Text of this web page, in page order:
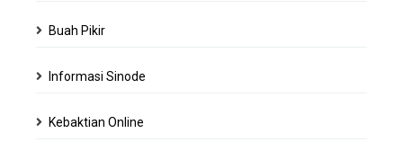
Buah Pikir
Informasi Sinode
Kebaktian Online